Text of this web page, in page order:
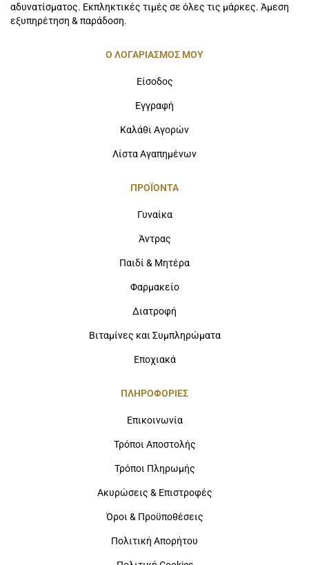
αδυνατίσματος. Εκπληκτικές τιμές σε όλες τις μάρκες. Άμεση
εξυπηρέτηση & παράδοση.
Ο ΛΟΓΑΡΙΑΣΜΟΣ ΜΟΥ
Είσοδος
Εγγραφή
Καλάθι Αγορών
Λίστα Αγαπημένων
ΠΡΟΪΟΝΤΑ
Γυναίκα
Άντρας
Παιδί & Μητέρα
Φαρμακείο
Διατροφή
Βιταμίνες και Συμπληρώματα
Εποχιακά
ΠΛΗΡΟΦΟΡΙΕΣ
Επικοινωνία
Τρόποι Αποστολής
Τρόποι Πληρωμής
Ακυρώσεις & Επιστροφές
Όροι & Προϋποθέσεις
Πολιτική Απορήτου